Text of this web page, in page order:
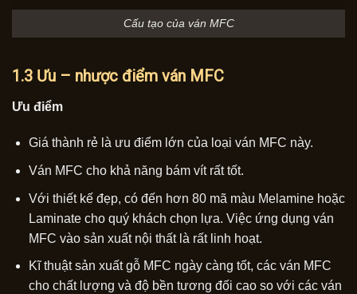
Cấu tạo của ván MFC
1.3 Ưu – nhược điểm ván MFC
Ưu điểm
Giá thành rẻ là ưu điểm lớn của loại ván MFC này.
Ván MFC cho khả năng bám vít rất tốt.
Với thiết kế đẹp, có đến hơn 80 mã màu Melamine hoặc
Laminate cho quý khách chọn lựa. Việc ứng dụng ván
MFC vào sản xuất nội thất là rất linh hoạt.
Kĩ thuật sản xuất gỗ MFC ngày càng tốt, các ván MFC
cho chất lượng và độ bền tương đối cao so với các ván